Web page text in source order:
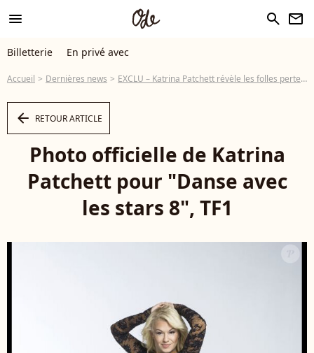
menu search newsletter
Billetterie En privé avec
Accueil Dernières news EXCLU – Katrina Patchett révèle les folles pertes de poids des stars
arrow_left RETOUR ARTICLE
Photo officielle de Katrina
Patchett pour "Danse avec
les stars 8", TF1